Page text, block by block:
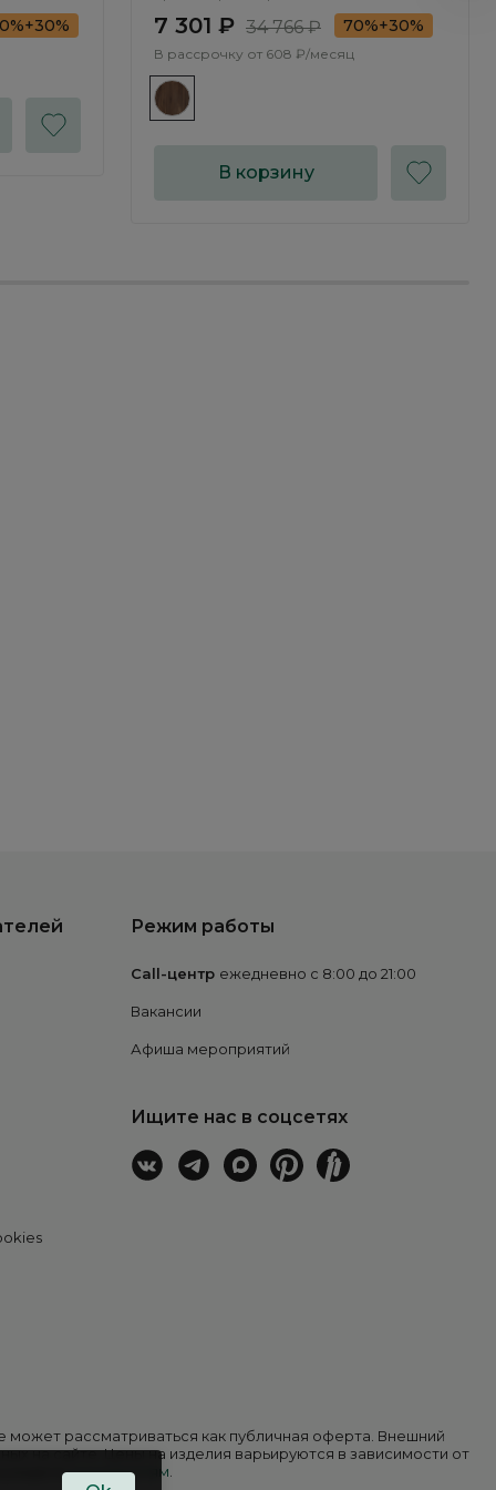
7 301 ₽ 34 766 ₽ 70%+30%
В рассрочку от 608 ₽/месяц
В корзину
Режим работы
Call-центр ежедневно с 8:00 до 21:00
Вакансии
Афиша мероприятий
Ищите нас в соцсетях
может рассматриваться как публичная оферта. Внешний
на сайте. Цены на изделия варьируются в зависимости от
разделепокупателям